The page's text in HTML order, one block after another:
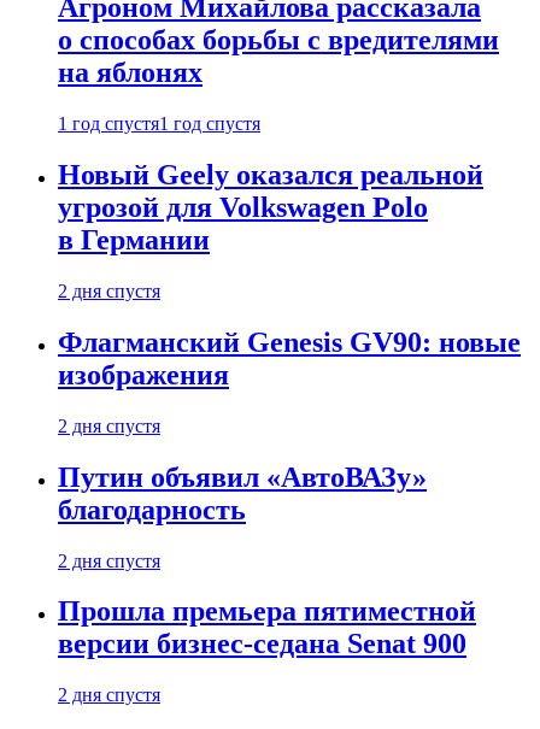
Агроном Михайлова рассказала
о способах борьбы с вредителями
на яблонях
1 год спустя1 год спустя
Новый Geely оказался реальной
угрозой для Volkswagen Polo
в Германии
2 дня спустя
Флагманский Genesis GV90: новые
изображения
2 дня спустя
Путин объявил «АвтоВАЗу»
благодарность
2 дня спустя
Прошла премьера пятиместной
версии бизнес-седана Senat 900
2 дня спустя